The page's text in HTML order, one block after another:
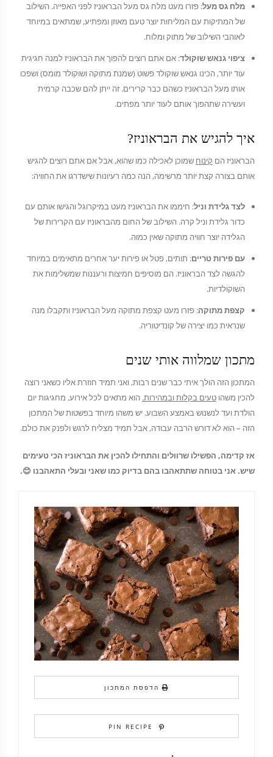
מלח גס מעל: פזרו מעט מלח גס מעל הבראוניז לפני האפייה. השילוב
של המתיקות עם המליחות יוצר טעם מאוזן ומפתיע, שמתאים במיוחד
לאוהבי השילוב של מתוק ומלוח.
ציפוי גנאש שוקולד: אם אתם רוצים להפוך את הבראוניז למנה חגיגית
עוד יותר, הכינו גנאש שוקולד פשוט (שמנת מתוקה ושוקולד מומס) ושפכו
אותו מעל הבראוניז כשהם כבר קרירים. זה ייתן להם שכבה קרמית
ועשירה שתהפוך אותם לעוד יותר מפתים.
איך להגיש את הבראוניז?
הבראוניז הם קינוח שמוכן לאכילה כמו שהוא, אבל אם אתם רוצים להגיש
אותם בצורה קצת יותר מרשימה, הנה כמה רעיונות שישדרגו את החוויה:
לצד גלידת וניל: חיממו את הבראוניז מעט במיקרוגל והגישו אותם עם
כדור גלידת וניל קרה. השילוב של החום מהבראוניז עם הקרירות של
הגלידה יוצר חוויה מתוקה שאין כמוה.
עם פירות טריים: תותים, פטל או פירות יער אחרים מתאימים במיוחד
להגשה לצד הבראוניז. הם מוסיפים חמיצות ורעננות שמשלימות את
השוקולדיות.
קצפת מתוקה: פזרו מעט קצפת מתוקה מעל הבראוניז ותקבלו מנה
שנראית כמו יצירה של קונדיטוריה.
מתכון שמלווה אותי שנים
המתכון הזה הולך איתי כבר שנים רבות, ואני תמיד חוזרת אליו כשאני רוצה
להכין משהו טעים בקלות ובמהירות. הוא מתאים לכל אירוע, מחגיגות יום
הולדת ועד לנשנוש באמצע השבוע. יש משהו מיוחד בפשטות של המתכון
הזה – הוא לא דורש הרבה עבודה, אבל תמיד מצליח לרגש ולפנק את כולם.
אז קדימה, הפשילו שרוולים והתחילו להכין את הבראוניז הכי טעימים
שיש. אני בטוחה שתתאהבו בהם בדיוק כמו שאני ובעלי התאהבנו 😊.
הדפסת המתכון
PIN RECIPE